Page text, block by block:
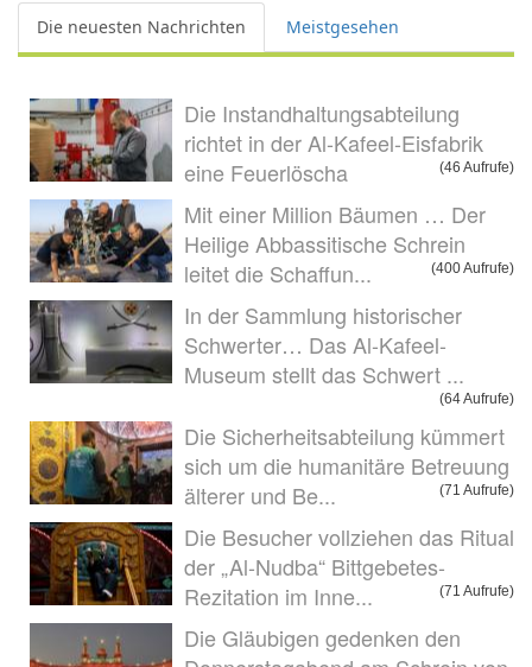
Die neuesten Nachrichten Meistgesehen
Die Instandhaltungsabteilung
richtet in der Al-Kafeel-Eisfabrik
eine Feuerlöscha
(46 Aufrufe)
Mit einer Million Bäumen … Der
Heilige Abbassitische Schrein
leitet die Schaffun...
(400 Aufrufe)
In der Sammlung historischer
Schwerter… Das Al-Kafeel-
Museum stellt das Schwert ...
(64 Aufrufe)
Die Sicherheitsabteilung kümmert
sich um die humanitäre Betreuung
älterer und Be...
(71 Aufrufe)
Die Besucher vollziehen das Ritual
der „Al-Nudba“ Bittgebetes-
Rezitation im Inne...
(71 Aufrufe)
Die Gläubigen gedenken den